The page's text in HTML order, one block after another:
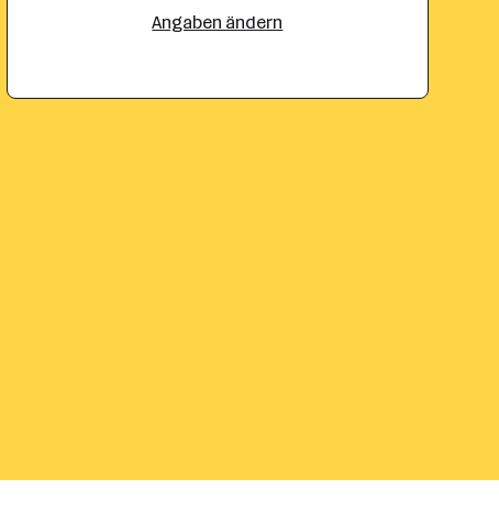
Angaben ändern